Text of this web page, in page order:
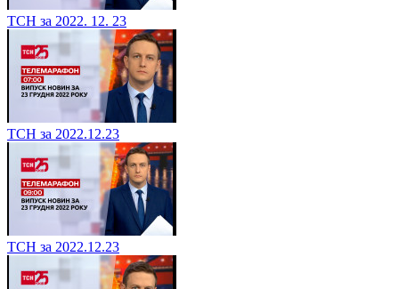
ТСН за 2022. 12. 23
ТСН за 2022.12.23
ТСН за 2022.12.23